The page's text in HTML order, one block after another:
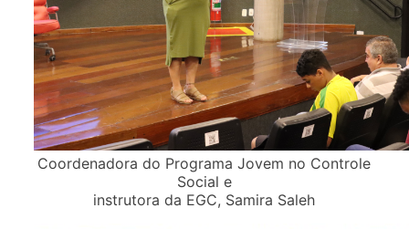
Coordenadora do Programa Jovem no Controle
Social e
instrutora da EGC, Samira Saleh